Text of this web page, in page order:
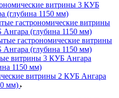
витрины 3 КУБ
(глубина 1150 мм)
гастрономические витрины
(глубина 1150 мм)
гастрономические витрины
(глубина 1150 мм)
витрины 3 КУБ Ангара
1150 мм)
витрины 2 КУБ Ангара
мм)